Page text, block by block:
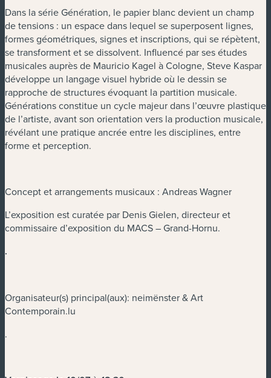
Dans la série Génération, le papier blanc devient un champ
de tensions : un espace dans lequel se superposent lignes,
formes géométriques, signes et inscriptions, qui se répètent,
se transforment et se dissolvent. Influencé par ses études
musicales auprès de Mauricio Kagel à Cologne, Steve Kaspar
développe un langage visuel hybride où le dessin se
rapproche de structures évoquant la partition musicale.
Générations constitue un cycle majeur dans l’œuvre plastique
de l’artiste, avant son orientation vers la production musicale,
révélant une pratique ancrée entre les disciplines, entre
forme et perception.
Concept et arrangements musicaux : Andreas Wagner
L’exposition est curatée par Denis Gielen, directeur et
commissaire d’exposition du MACS – Grand-Hornu.
.
Organisateur(s) principal(aux): neimënster & Art
Contemporain.lu
.